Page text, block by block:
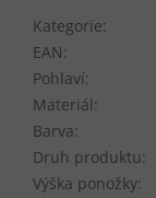
Kategorie:
EAN:
Pohlaví:
Materiál:
Barva:
Druh produktu:
Výška ponožky: